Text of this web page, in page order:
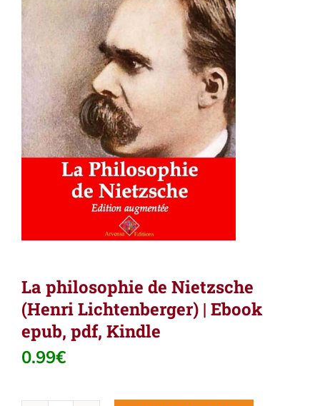
La philosophie de Nietzsche
(Henri Lichtenberger) | Ebook
epub, pdf, Kindle
0.99€